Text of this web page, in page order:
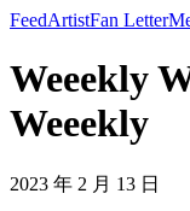
FeedArtistFan Letter
Weeekly
Weeekly
2023 年 2 月 13 日